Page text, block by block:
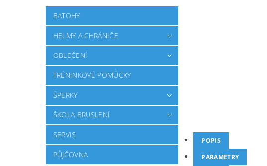
BATOHY
HELMY A CHRÁNIČE
OBLEČENÍ
TRÉNINKOVÉ POMŮCKY
ŠPERKY
ŠKOLA BRUSLENÍ
SERVIS
PŮJČOVNA
POPIS
PARAMETRY